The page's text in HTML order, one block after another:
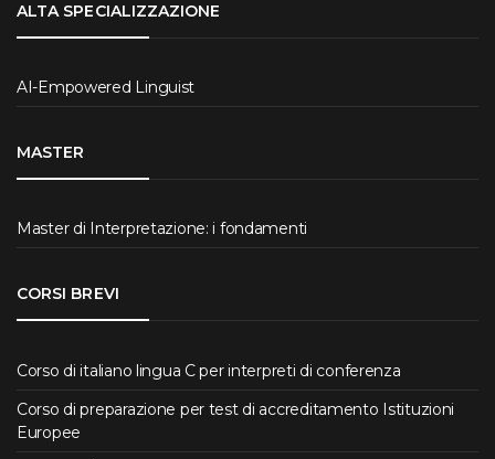
ALTA SPECIALIZZAZIONE
AI-Empowered Linguist
MASTER
Master di Interpretazione: i fondamenti
CORSI BREVI
Corso di italiano lingua C per interpreti di conferenza
Corso di preparazione per test di accreditamento Istituzioni
Europee